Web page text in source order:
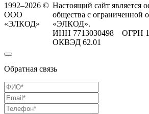
1992–2026 ©
ООО
«ЭЛКОД»
Настоящий сайт является
общества с ограниченной
«ЭЛКОД».
ИНН 7713030498 ОГРН
ОКВЭД 62.01
Обратная связь